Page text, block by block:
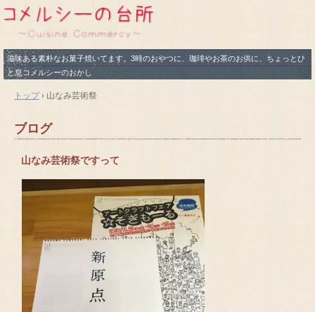
滋味ある素朴なお菓子焼いてます。3時のおやつに、珈琲やお茶のお供に、ちょっとひ
と息コメルシーのおかし
トップ› 山なみ芸術祭
ブログ
山なみ芸術祭ですって